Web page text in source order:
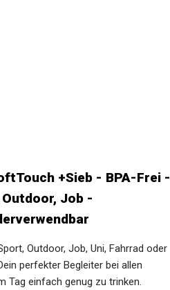
+Sieb - BPA-Frei -
Job -
Outdoor, Job, Uni, Fahrrad oder
perfekter Begleiter bei allen
Tag einfach genug zu trinken.